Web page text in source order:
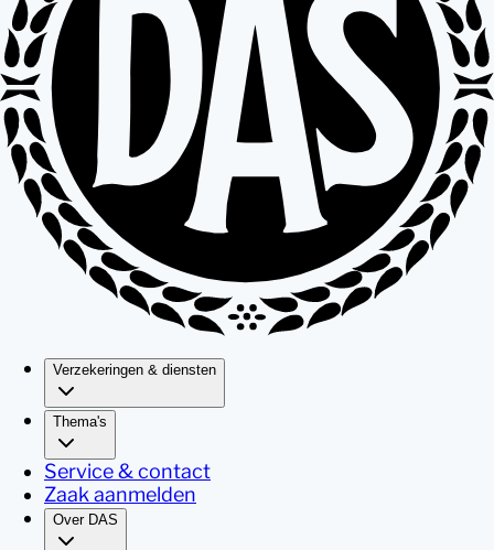
Verzekeringen & diensten
Thema's
Service & contact
Zaak aanmelden
Over DAS